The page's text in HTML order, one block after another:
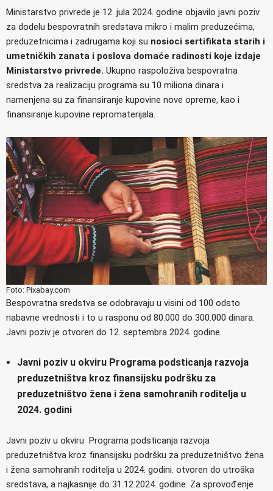
Ministarstvo privrede je 12. jula 2024. godine objavilo javni poziv
za dodelu bespovratnih sredstava mikro i malim preduzećima,
preduzetnicima i zadrugama koji su nosioci sertifikata starih i
umetničkih zanata i poslova domaće radinosti koje izdaje
Ministarstvo privrede. Ukupno raspoloživa bespovratna
sredstva za realizaciju programa su 10 miliona dinara i
namenjena su za finansiranje kupovine nove opreme, kao i
finansiranje kupovine repromaterijala.
Foto: Pixabay.com
Bespovratna sredstva se odobravaju u visini od 100 odsto
nabavne vrednosti i to u rasponu od 80.000 do 300.000 dinara.
Javni poziv je otvoren do 12. septembra 2024. godine.
Javni poziv u okviru Programa podsticanja razvoja
preduzetništva kroz finansijsku podršku za
preduzetništvo žena i žena samohranih roditelja u
2024. godini
Javni poziv u okviru Programa podsticanja razvoja
preduzetništva kroz finansijsku podršku za preduzetništvo žena
i žena samohranih roditelja u 2024. godini. otvoren do utroška
sredstava, a najkasnije do 31.12.2024. godine. Za sprovođenje